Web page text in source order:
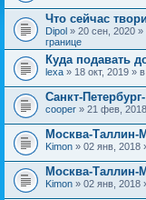
Что сейчас
Dipol » 20 сен, 2020
границе
Куда подавать
lexa » 18 окт, 2019 »
Санкт-
cooper » 21 фев,
Москва-Таллин-
Kimon » 02 янв, 2018
Москва-Таллин-
Kimon » 02 янв, 2018